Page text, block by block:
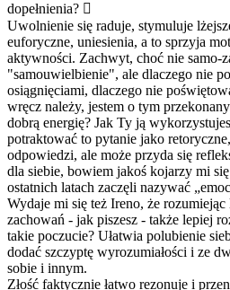
dopełnienia? 
Uwolnienie się raduje, stymuluje
euforyczne, uniesienia, a to sprzyja
aktywności. Zachwyt, choć nie samo-
"samouwielbienie", ale dlaczego nie
osiągnięciami, dlaczego nie
wręcz należy, jestem o tym
dobrą energię? Jak Ty ją
potraktować to pytanie jako
odpowiedzi, ale może przyda się
dla siebie, bowiem jakoś kojarzy mi
ostatnich latach zaczęli nazywać
Wydaje mi się też Ireno, że
zachowań - jak piszesz - także lepiej
takie poczucie? Ułatwia polubienie
dodać szczyptę wyrozumiałości i ze
sobie i innym.
Złość faktycznie łatwo rezonuje i